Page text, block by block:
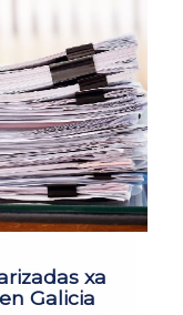
xa
Galicia